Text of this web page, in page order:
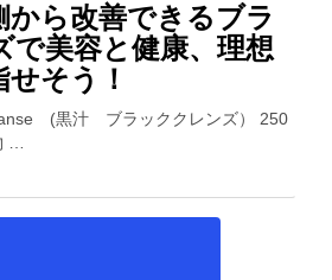
から改善できるブラ
で美容と健康、理想
そう！
(黒汁 ブラッククレンズ） 250
…